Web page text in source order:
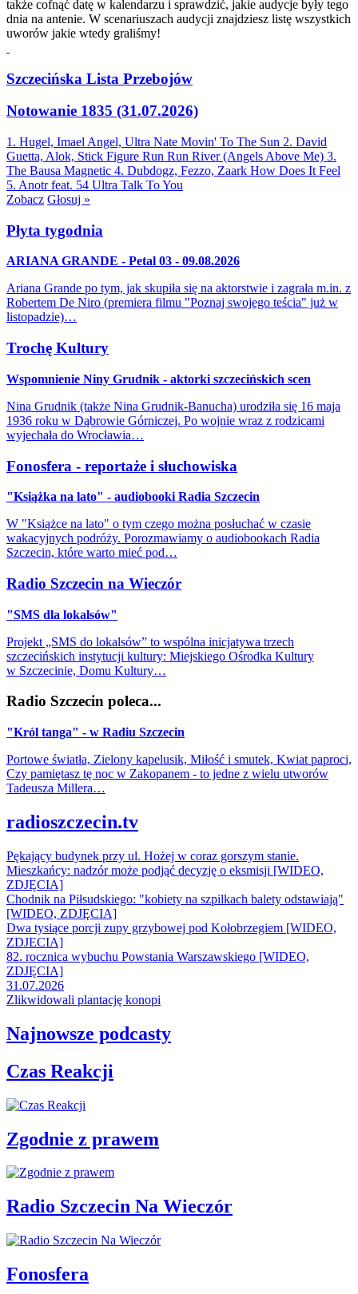
także cofnąć datę w kalendarzu i sprawdzić, jakie audycje były tego
dnia na antenie. W scenariuszach audycji znajdziesz listę wszystkich
uworów jakie wtedy graliśmy!
Szczecińska Lista Przebojów
Notowanie 1835 (31.07.2026)
1. Hugel, Imael Angel, Ultra Nate Movin' To The Sun 2. David
Guetta, Alok, Stick Figure Run Run River (Angels Above Me) 3.
The Bausa Magnetic 4. Dubdogz, Fezzo, Zaark How Does It Feel
5. Anotr feat. 54 Ultra Talk To You
Zobacz Głosuj »
Płyta tygodnia
ARIANA GRANDE - Petal 03 - 09.08.2026
Ariana Grande po tym, jak skupiła się na aktorstwie i zagrała m.in. z
Robertem De Niro (premiera filmu "Poznaj swojego teścia" już w
listopadzie)…
Trochę Kultury
Wspomnienie Niny Grudnik - aktorki szczecińskich scen
Nina Grudnik (także Nina Grudnik-Banucha) urodziła się 16 maja
1936 roku w Dąbrowie Górniczej. Po wojnie wraz z rodzicami
wyjechała do Wrocławia…
Fonosfera - reportaże i słuchowiska
"Książka na lato" - audiobooki Radia Szczecin
W "Książce na lato" o tym czego można posłuchać w czasie
wakacyjnych podróży. Porozmawiamy o audiobookach Radia
Szczecin, które warto mieć pod…
Radio Szczecin na Wieczór
"SMS dla lokalsów"
Projekt „SMS do lokalsów” to wspólna inicjatywa trzech
szczecińskich instytucji kultury: Miejskiego Ośrodka Kultury
w Szczecinie, Domu Kultury…
Radio Szczecin poleca...
"Król tanga" - w Radiu Szczecin
Portowe światła, Zielony kapelusik, Miłość i smutek, Kwiat paproci,
Czy pamiętasz tę noc w Zakopanem - to jedne z wielu utworów
Tadeusza Millera…
radioszczecin.tv
Pękający budynek przy ul. Hożej w coraz gorszym stanie.
Mieszkańcy: nadzór może podjąć decyzję o eksmisji [WIDEO,
ZDJĘCIA]
Chodnik na Piłsudskiego: "kobiety na szpilkach balety odstawiają"
[WIDEO, ZDJĘCIA]
Dwa tysiące porcji zupy grzybowej pod Kołobrzegiem [WIDEO,
ZDJECIA]
82. rocznica wybuchu Powstania Warszawskiego [WIDEO,
ZDJĘCIA]
31.07.2026
Zlikwidowali plantację konopi
Najnowsze podcasty
Czas Reakcji
Zgodnie z prawem
Radio Szczecin Na Wieczór
Fonosfera